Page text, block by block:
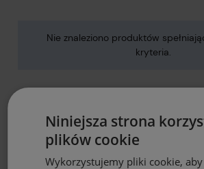
Nie znaleziono produktów
kryteria.
Niniejsza strona
plików cookie
Wykorzystujemy pliki cookie,